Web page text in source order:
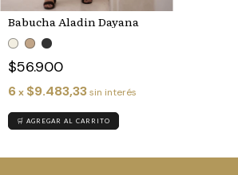
Babucha Aladin Dayana
$56.900
6x $9.483,33sin interés
🛒 AGREGAR AL CARRITO